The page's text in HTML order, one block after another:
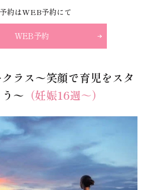
約はWEB予約にて
WEB予約
ラス〜笑顔で育児をスタ
〜 （妊娠16週～）